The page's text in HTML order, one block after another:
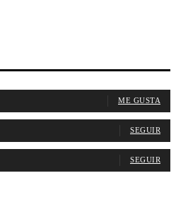
ME GUSTA
SEGUIR
SEGUIR